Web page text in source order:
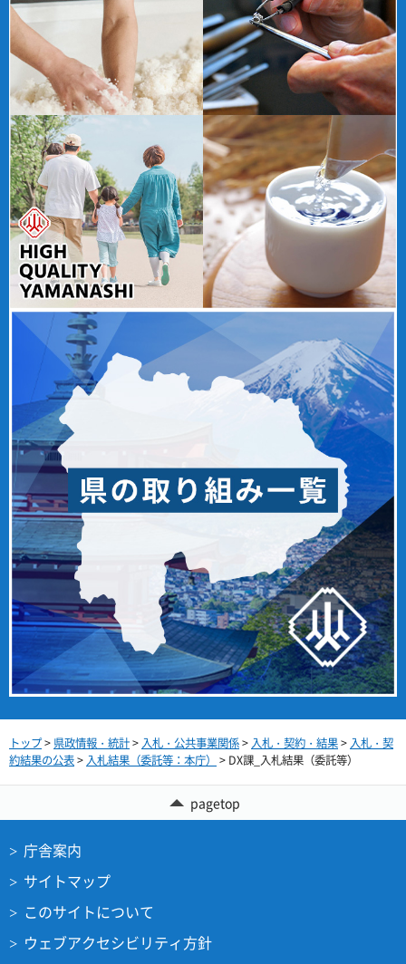
トップ> 県政情報・統計> 入札・公共事業関係> 入札・契約・結果> 入札・契
約結果の公表> 入札結果（委託等：本庁） > DX課_入札結果（委託等）
pagetop
庁舎案内
サイトマップ
このサイトについて
ウェブアクセシビリティ方針